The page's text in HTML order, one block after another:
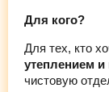
Для кого?
Для тех, кто
утеплением
чистовую